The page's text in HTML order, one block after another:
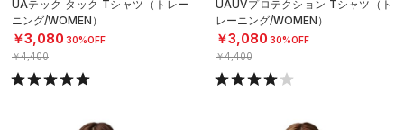
UAテック タック Tシャツ（トレー
ニング/WOMEN）
￥3,080 30%OFF
￥4,400
UAUVプロテクション Tシャツ（ト
レーニング/WOMEN）
￥3,080 30%OFF
￥4,400